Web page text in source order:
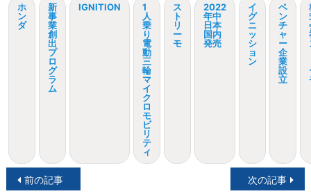
ホ
ン
ダ
新
事
業
創
出
プ
ロ
グ
ラ
ム
IGNITION
1
人
乗
り
電
動
三
輪
マ
イ
ク
ロ
モ
ビ
リ
テ
ィ
ス
ト
リ
ー
モ
2022
年中
日本
国内
発売
イ
グ
ニ
ッ
シ
ョ
ン
ベ
ン
チ
ャ
ー
企
業
設
立
投前の記事 次の記事